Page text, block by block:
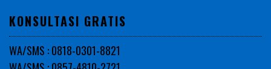
KONSULTASI GRATIS
WA/SMS : 0818-0301-8821